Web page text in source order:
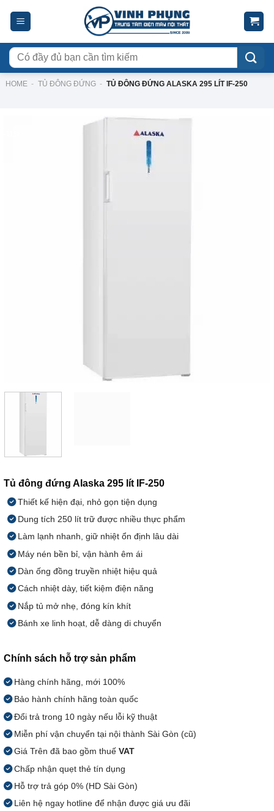
Tìm
kiếm:
HOME - TỦ ĐÔNG ĐỨNG - TỦ ĐÔNG ĐỨNG ALASKA 295 LÍT IF-250
Tủ đông đứng Alaska 295 lít IF-250
Thiết kế hiện đại, nhỏ gọn tiện dụng
Dung tích 250 lít trữ được nhiều thực phẩm
Làm lạnh nhanh, giữ nhiệt ổn định lâu dài
Máy nén bền bỉ, vận hành êm ái
Dàn ống đồng truyền nhiệt hiệu quả
Cách nhiệt dày, tiết kiệm điện năng
Nắp tủ mở nhẹ, đóng kín khít
Bánh xe linh hoạt, dễ dàng di chuyển
Chính sách hỗ trợ sản phẩm
Hàng chính hãng, mới 100%
Bảo hành chính hãng toàn quốc
Đổi trả trong 10 ngày nếu lỗi kỹ thuật
Miễn phí vận chuyển tại nội thành Sài Gòn (cũ)
Giá Trên đã bao gồm thuế VAT
Chấp nhận quẹt thẻ tín dụng
Hỗ trợ trả góp 0% (HD Sài Gòn)
Liên hệ ngay hotline để nhận được giá ưu đãi